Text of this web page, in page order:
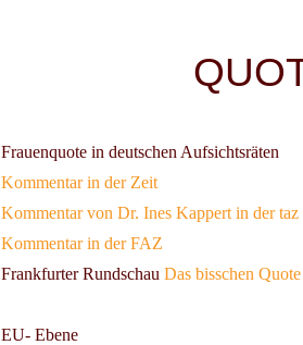
Frauenquote in deutschen Aufsichtsräten
Kommentar in der Zeit
Kommentar von Dr. Ines Kappert in der taz
Kommentar in der FAZ
Frankfurter Rundschau Das bisschen Quote
EU- Ebene
Beitragsnavigation